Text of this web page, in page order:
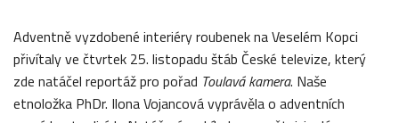
Adventně vyzdobené interiéry roubenek na Veselém Kopci
přivítaly ve čtvrtek 25. listopadu štáb České televize, který
zde natáčel reportáž pro pořad Toulavá kamera. Naše
etnoložka PhDr. Ilona Vojancová vyprávěla o adventních